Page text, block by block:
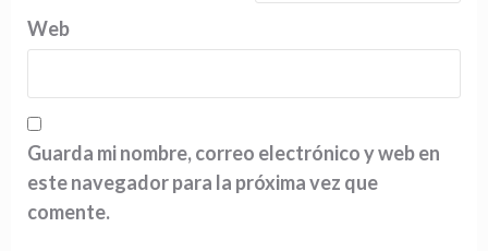
Web
Guarda mi nombre, correo electrónico y web en
este navegador para la próxima vez que
comente.